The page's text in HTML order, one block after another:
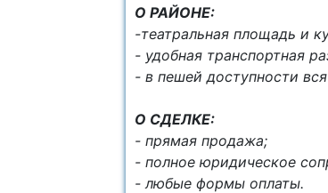
О РАЙОНЕ:
-театральная площадь и
- удобная транспортная
- в пешей доступности
О СДЕЛКЕ:
- прямая продажа;
- полное юридическое
- любые формы оплаты.